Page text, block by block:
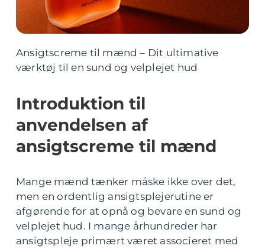
Ansigtscreme til mænd – Dit ultimative
værktøj til en sund og velplejet hud
Introduktion til
anvendelsen af
ansigtscreme til mænd
Mange mænd tænker måske ikke over det,
men en ordentlig ansigtsplejerutine er
afgørende for at opnå og bevare en sund og
velplejet hud. I mange århundreder har
ansigtspleje primært været associeret med